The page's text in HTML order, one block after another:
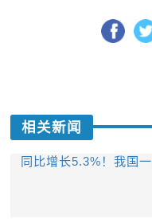
相关新闻
同比增长5.3%！我国